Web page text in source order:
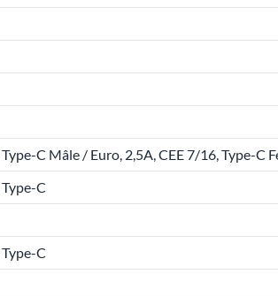
C Mâle / Euro, 2,5A, CEE 7/16, Type-C
C
C